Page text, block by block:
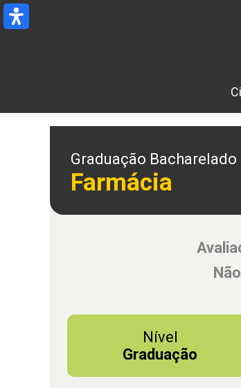
Ir
para
Graduação Bacharelado
Farmácia
Nível
Graduação